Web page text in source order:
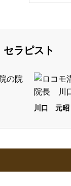
セラピスト
川口 元昭